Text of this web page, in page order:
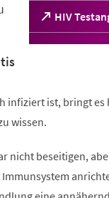
HIV
(Öffnet
in
einem
infiziert ist, bringt
wissen.
nicht beseitigen,